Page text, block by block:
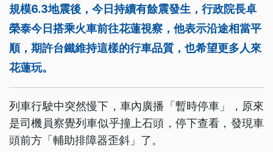
規模6.3地震後，今日持續有餘震發生，行政院長卓
榮泰今日搭乘火車前往花蓮視察，他表示沿途相當平
順，期許台鐵維持這樣的行車品質，也希望更多人來
花蓮玩。
列車行駛中突然慢下，車內廣播「暫時停車」，原來
是司機員察覺列車似乎撞上石頭，停下查看，發現車
頭前方「輔助排障器歪斜」了。